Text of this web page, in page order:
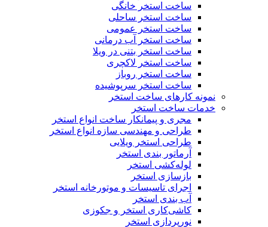
ساخت استخر خانگی
ساخت استخر ساحلی
ساخت استخر عمومی
ساخت استخر آب درمانی
ساخت استخر بتنی در ویلا
ساخت استخر لاکچری
ساخت استخر روباز
ساخت استخر سرپوشیده
نمونه کارهای ساخت استخر
خدمات ساخت استخر
مجری و پیمانکار ساخت انواع استخر
طراحی و مهندسی سازه انواع استخر
طراحی استخر ویلایی
آرماتور بندی استخر
لوله‌کشی استخر
بازسازی استخر
اجرای تاسیسات و موتورخانه استخر
آب‌ بندی استخر
کاشی‌کاری استخر و جکوزی
نورپردازی استخر